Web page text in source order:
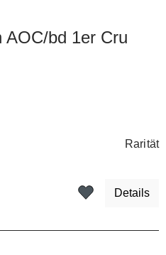
AOC/bd 1er Cru
Rarität
Details